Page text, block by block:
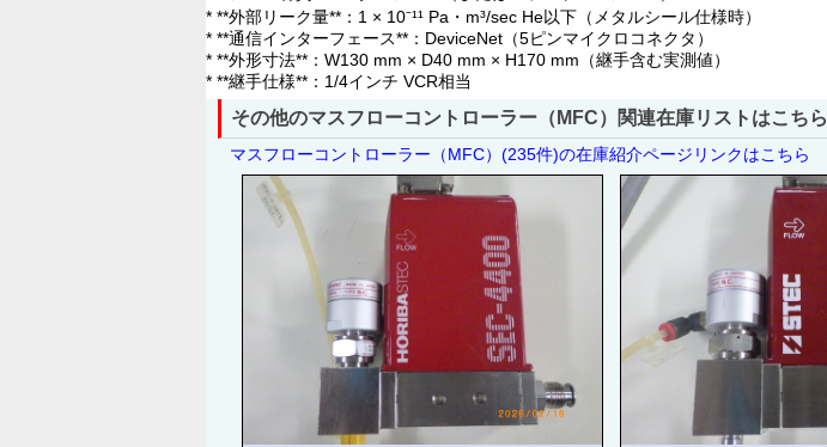
* **外部リーク量**：1 × 10⁻¹¹ Pa・m³/sec He以下（メタルシール仕様時）
* **通信インターフェース**：DeviceNet（5ピンマイクロコネクタ）
* **外形寸法**：W130 mm × D40 mm × H170 mm（継手含む実測値）
* **継手仕様**：1/4インチ VCR相当
その他のマスフローコントローラー（MFC）関連在庫リストはこちら
マスフローコントローラー（MFC）(235件)の在庫紹介ページリンクはこちら